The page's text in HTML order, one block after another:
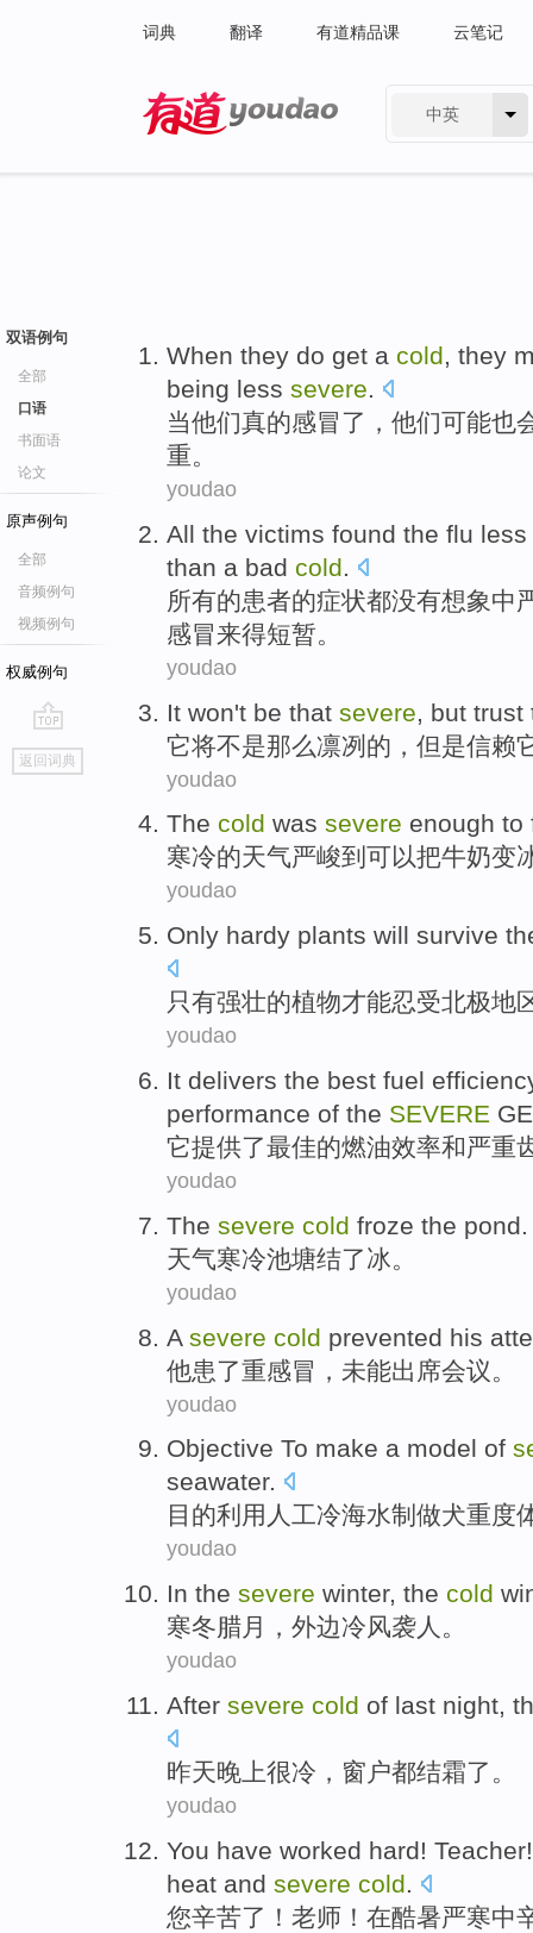
词典 翻译 有道精品课 云笔记
中英
双语例句
全部
口语
书面语
论文
原声例句
全部
音频例句
视频例句
权威例句
go
top
返回词典
When they do get a cold, they
being less severe.
当他们真的感冒了，他们可能也
重。
youdao
All the victims found the flu less
than a bad cold.
所有的患者的症状都没有想象中
感冒来得短暂。
youdao
It won't be that severe but trust
它将不是那么凛冽 的， 但是信赖
youdao
The cold was severe enough to
寒冷的天气严峻到可以把牛奶变
youdao
Only hardy plants will survive
只有强壮的植物才能忍受北极地
youdao
It delivers the best fuel
performance of the SEVERE
它提供了最佳的燃油效率和严重
youdao
The severe cold froze the pond.
天气寒冷池塘结了冰。
youdao
A severe cold prevented his
他患了重感冒 ，未能出席会议 。
youdao
Objective To make a model of
seawater.
目的利用 人工冷海水制做犬重度
youdao
In the severe winter, the cold
寒冬腊月， 外边冷风袭人 。
youdao
After severe cold of last night,
昨天晚上很冷 ， 窗户都结霜了。
youdao
You have worked hard! Teacher
heat and severe cold.
您辛苦了！ 老师 ！ 在酷暑严寒中